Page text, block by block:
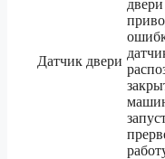
Датчик двери